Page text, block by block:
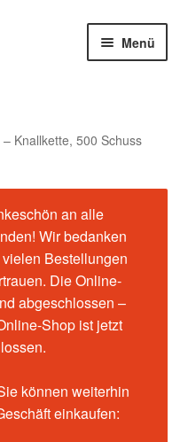
Menü
– Knallkette, 500 Schuss
an alle
Wir bedanken
Bestellungen
Die Online-
abgeschlossen –
Shop ist jetzt
können weiterhin
einkaufen: